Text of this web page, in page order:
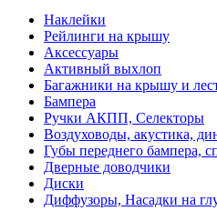
Наклейки
Рейлинги на крышу
Аксессуары
Активный выхлоп
Багажники на крышу и
Бампера
Ручки АКПП, Селекторы
Воздуховоды, акустика,
Губы переднего бампера,
Дверные доводчики
Диски
Диффузоры, Насадки на